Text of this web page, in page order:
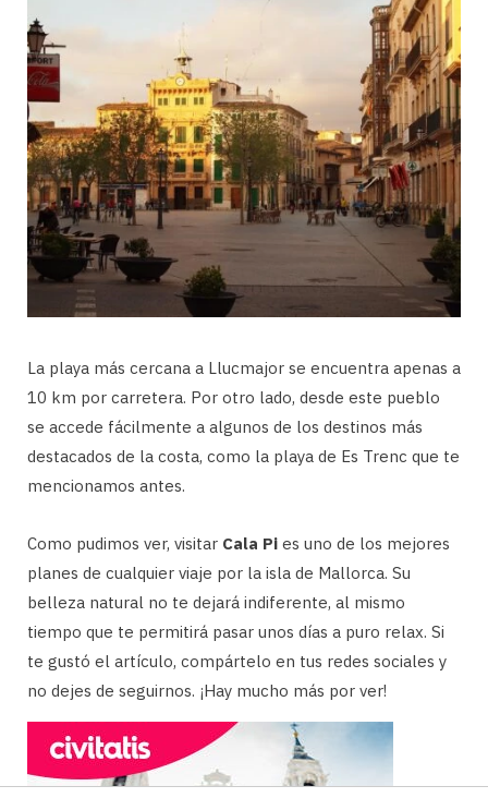
La playa más cercana a Llucmajor se encuentra apenas a
10 km por carretera. Por otro lado, desde este pueblo
se accede fácilmente a algunos de los destinos más
destacados de la costa, como la playa de Es Trenc que te
mencionamos antes.
Como pudimos ver, visitar Cala Pi es uno de los mejores
planes de cualquier viaje por la isla de Mallorca. Su
belleza natural no te dejará indiferente, al mismo
tiempo que te permitirá pasar unos días a puro relax. Si
te gustó el artículo, compártelo en tus redes sociales y
no dejes de seguirnos. ¡Hay mucho más por ver!